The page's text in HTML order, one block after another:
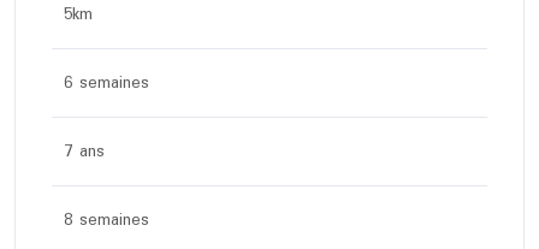
5km
6 semaines
7 ans
8 semaines